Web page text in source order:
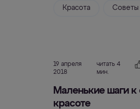
Красота Советы
19 апреля
2018
читать 4
мин.
Маленькие шаги к
красоте